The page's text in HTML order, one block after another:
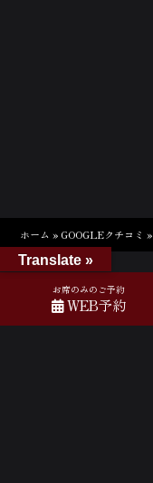
ホーム » GOOGLEクチコミ »
お席のみのご予約
WEB予約
Translate »